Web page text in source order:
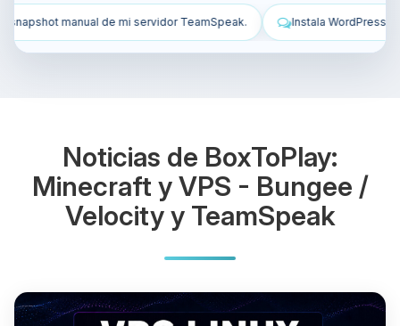
Instala WordPress en mi VPS y configúralo. Protege mi
Noticias de BoxToPlay:
Minecraft y VPS - Bungee /
Velocity y TeamSpeak